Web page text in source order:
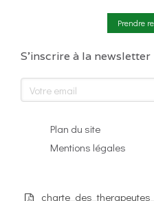
Prendre
S'inscrire à la newsletter
Votre email
Plan du site
Mentions légales